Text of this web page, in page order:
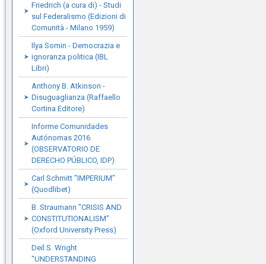
Friedrich (a cura di) - Studi
sul Federalismo (Edizioni di
Comunità - Milano 1959)
Ilya Somin - Democrazia e
ignoranza politica (IBL
Libri)
Anthony B. Atkinson -
Disuguaglianza (Raffaello
Cortina Editore)
Informe Comunidades
Autónomas 2016
(OBSERVATORIO DE
DERECHO PÚBLICO, IDP)
Carl Schmitt "IMPERIUM"
(Quodlibet)
B. Straumann "CRISIS AND
CONSTITUTIONALISM"
(Oxford University Press)
Deil S. Wright
"UNDERSTANDING